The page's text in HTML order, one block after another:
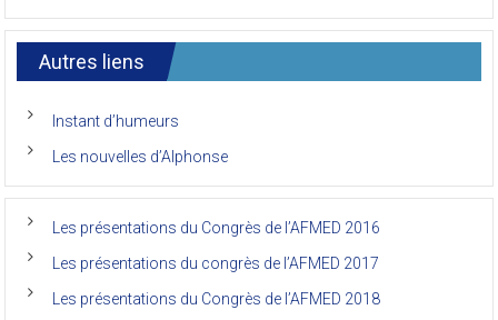
l’AFMED
congrès
international
anciens
la
de
de
(Afmed/Unikin)
vécu
Autres liens
Instant d’humeurs
Les nouvelles d’Alphonse
Les présentations du Congrès de l’AFMED 2016
Les présentations du congrès de l’AFMED 2017
Les présentations du Congrès de l’AFMED 2018